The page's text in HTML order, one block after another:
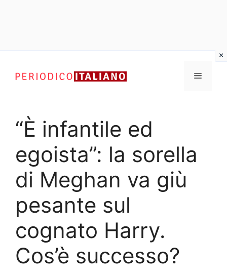
contenuto
Menu
“È infantile ed
egoista”: la sorella
di Meghan va giù
pesante sul
cognato Harry.
Cos’è successo?